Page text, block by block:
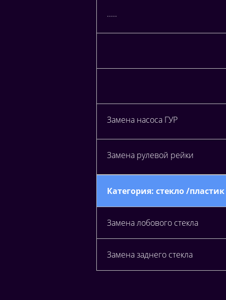
.....
Замена насоса ГУР
Замена рулевой рейки
Категория: стекло /
Замена лобового стекла
Замена заднего стекла